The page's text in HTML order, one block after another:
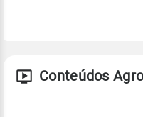
Conteúdos